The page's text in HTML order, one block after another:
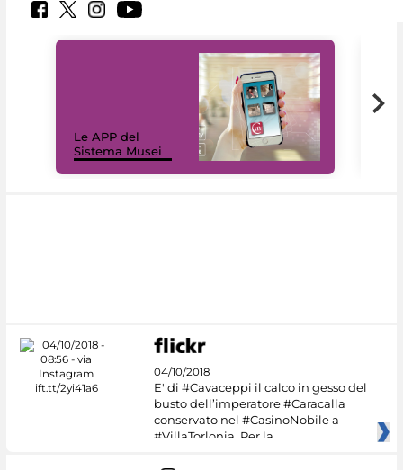
Le APP del
Sistema Musei
04/10/2018
E' di #Cavaceppi il calco in gesso del
busto dell’imperatore #Caracalla
conservato nel #CasinoNobile a
#VillaTorlonia. Per la